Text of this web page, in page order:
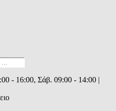
- 16:00, Σάβ. 09:00 - 14:00 |